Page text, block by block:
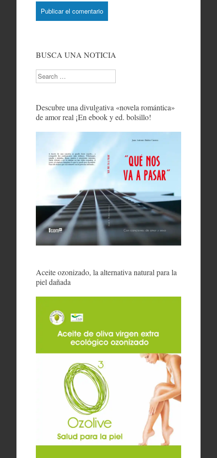
BUSCA UNA NOTICIA
Search
Descubre una divulgativa «novela romántica»
de amor real ¡En ebook y ed. bolsillo!
Aceite ozonizado, la alternativa natural para la
piel dañada